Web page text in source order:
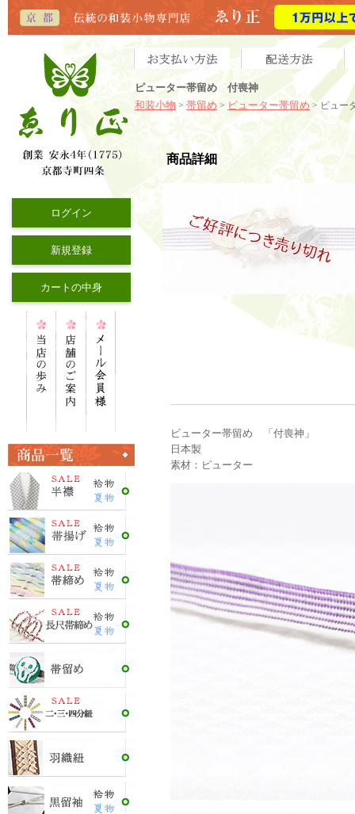
ピューター帯留め 付喪神
和装小物 > 帯留め > ピューター帯留め > ピュー
ログイン
新規登録
カートの中身
商品詳細
ピューター帯留め 「付喪神」
日本製
素材：ピューター